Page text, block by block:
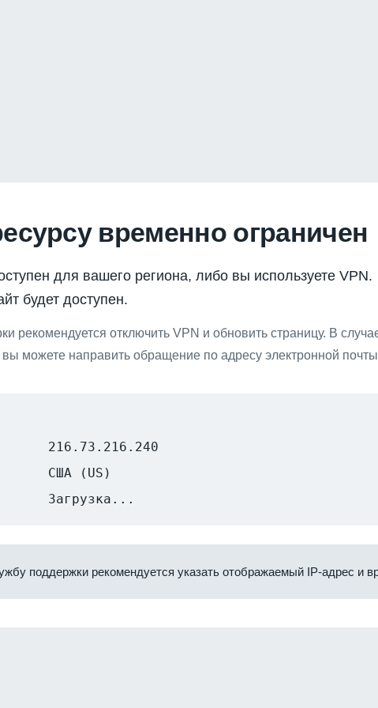
временно ограничен
для вашего региона, либо вы используете VPN.
будет доступен.
рекомендуется отключить VPN и обновить страницу. В
можете направить обращение по адресу электронной
216.73.216.240
США (US)
Загрузка...
поддержки рекомендуется указать отображаемый IP-адрес и